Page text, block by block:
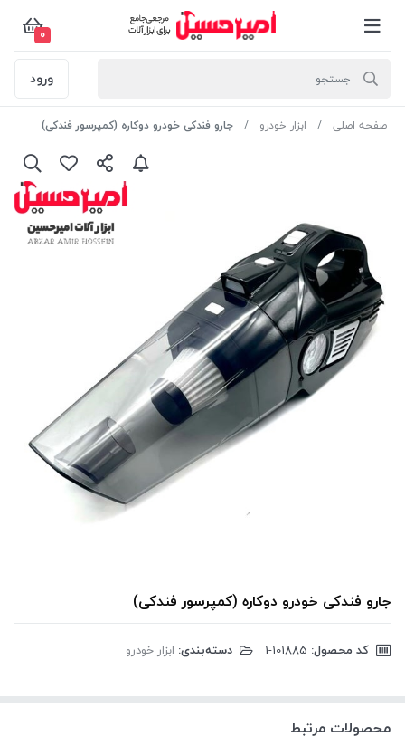
0
ورود
صفحه اصلی ابزار خودرو جارو فندکی خودرو دوکاره (کمپرسور فندکی)
جارو فندکی خودرو دوکاره (کمپرسور فندکی)
کد محصول: دسته‌بندی: ابزار خودرو
محصولات مرتبط